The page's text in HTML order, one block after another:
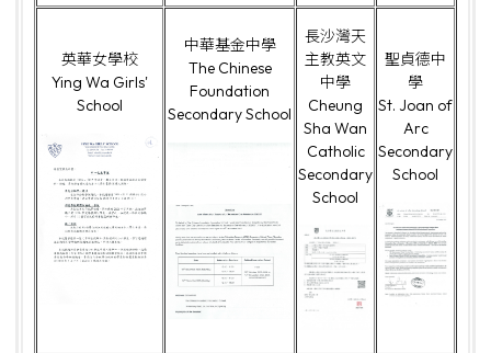
英華女學校
Ying Wa Girls'
School
中華基金中學
The Chinese
Foundation
Secondary School
長沙灣天
主教英文
中學
Cheung
Sha Wan
Catholic
Secondary
School
聖貞德中
學
St. Joan of
Arc
Secondary
School